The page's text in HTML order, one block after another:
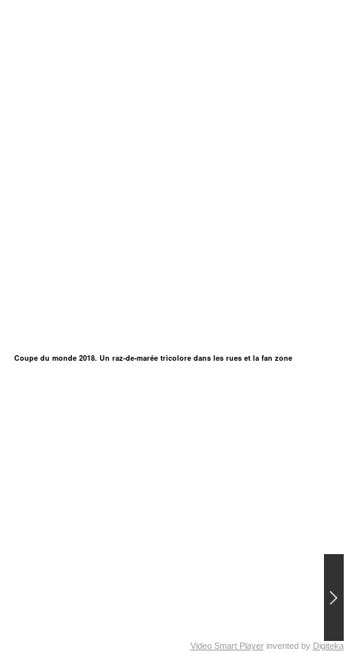
Coupe du monde 2018. Un raz-de-marée tricolore dans les rues et la fan zone
Video Smart Playerinvented by Digiteka